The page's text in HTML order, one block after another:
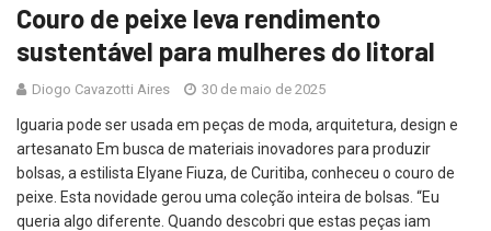
Couro de peixe leva rendimento
sustentável para mulheres do litoral
Diogo Cavazotti Aires 30 de maio de 2025
Iguaria pode ser usada em peças de moda, arquitetura, design e
artesanato Em busca de materiais inovadores para produzir
bolsas, a estilista Elyane Fiuza, de Curitiba, conheceu o couro de
peixe. Esta novidade gerou uma coleção inteira de bolsas. “Eu
queria algo diferente. Quando descobri que estas peças iam